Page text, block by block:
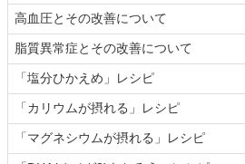
高血圧とその改善について
脂質異常症とその改善について
「塩分ひかえめ」レシピ
「カリウムが摂れる」レシピ
「マグネシウムが摂れる」レシピ